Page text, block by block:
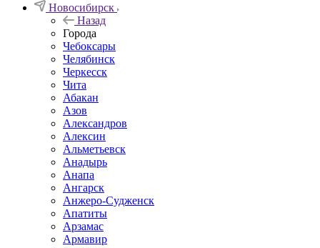
Новосибирск
Назад
Города
Чебоксары
Челябинск
Черкесск
Чита
Абакан
Азов
Александров
Алексин
Альметьевск
Анадырь
Анапа
Ангарск
Анжеро-Судженск
Апатиты
Арзамас
Армавир